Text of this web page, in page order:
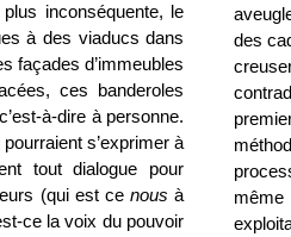
inconséquente, le
à des viaducs dans
façades d’immeubles
ces banderoles
à-dire à personne.
s’exprimer à
tout dialogue pour
(qui est cenous à
ce la voix du pouvoir
des